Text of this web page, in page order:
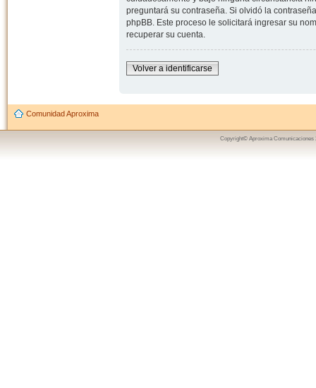
preguntará su contraseña. Si olvidó la
phpBB. Este proceso le solicitará ingresar su
recuperar su cuenta.
Volver a identificarse
Comunidad Aproxima
Copyright© Aproxima Comunicaciones